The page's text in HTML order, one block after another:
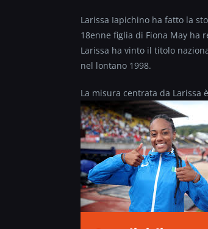
Larissa Iapichino ha fatto la
18enne figlia di Fiona May ha
Larissa ha vinto il titolo
nel lontano 1998.
La misura centrata da